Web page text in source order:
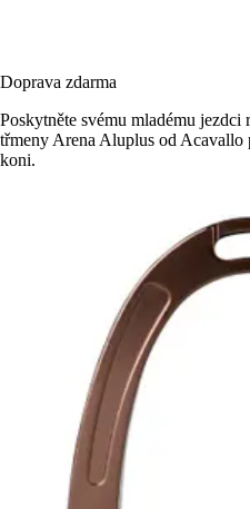
Doprava zdarma
Poskytněte svému mladému
třmeny Arena Aluplus od
koni.